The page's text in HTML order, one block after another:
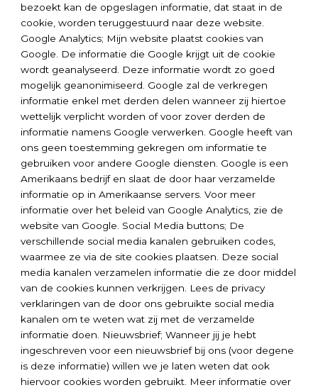
bezoekt kan de opgeslagen informatie, dat staat in de
cookie, worden teruggestuurd naar deze website.
Google Analytics; Mijn website plaatst cookies van
Google. De informatie die Google krijgt uit de cookie
wordt geanalyseerd. Deze informatie wordt zo goed
mogelijk geanonimiseerd. Google zal de verkregen
informatie enkel met derden delen wanneer zij hiertoe
wettelijk verplicht worden of voor zover derden de
informatie namens Google verwerken. Google heeft van
ons geen toestemming gekregen om informatie te
gebruiken voor andere Google diensten. Google is een
Amerikaans bedrijf en slaat de door haar verzamelde
informatie op in Amerikaanse servers. Voor meer
informatie over het beleid van Google Analytics, zie de
website van Google. Social Media buttons; De
verschillende social media kanalen gebruiken codes,
waarmee ze via de site cookies plaatsen. Deze social
media kanalen verzamelen informatie die ze door middel
van de cookies kunnen verkrijgen. Lees de privacy
verklaringen van de door ons gebruikte social media
kanalen om te weten wat zij met de verzamelde
informatie doen. Nieuwsbrief; Wanneer jij je hebt
ingeschreven voor een nieuwsbrief bij ons (voor degene
is deze informatie) willen we je laten weten dat ook
hiervoor cookies worden gebruikt. Meer informatie over